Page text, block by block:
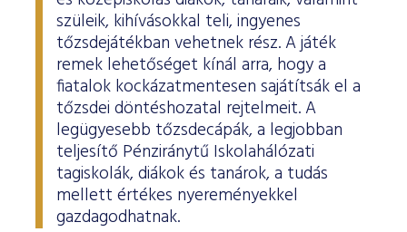
szüleik, kihívásokkal teli, ingyenes
tőzsdejátékban vehetnek rész. A játék
remek lehetőséget kínál arra, hogy a
fiatalok kockázatmentesen sajátítsák el a
tőzsdei döntéshozatal rejtelmeit. A
legügyesebb tőzsdecápák, a legjobban
teljesítő Pénziránytű Iskolahálózati
tagiskolák, diákok és tanárok, a tudás
mellett értékes nyereményekkel
gazdagodhatnak.